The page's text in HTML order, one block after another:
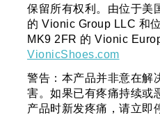
保留所有权利。由位于美
的 Vionic Group LLC 和
MK9 2FR 的 Vionic
VionicShoes.com
警告：本产品并非意在解
害。如果已有疼痛持续或
产品时新发疼痛，请立即